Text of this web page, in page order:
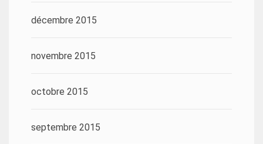
décembre 2015
novembre 2015
octobre 2015
septembre 2015